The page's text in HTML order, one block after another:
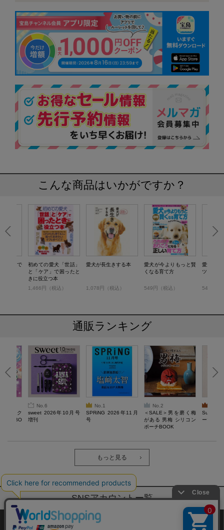
こんな商品はいかがですか？
長生きで
初めての愛犬「世話」
と「ケア」で困ったと
きに役立つ本
1,466円（税込）
愛犬が長生きする本
1,078円（税込）
愛犬が今よりもっと賢
くなる育て方
549円（税込）
愛犬を長
ツ
549円（
通販ランキング
るスク
ぷにBO
No.6
sweet 2026年10月号
増刊
No.1
SPRiNG 2026年11月
号
No.2
＜SALE＞男を磨く梅
がある 男梅 シリコン
ポーチBOOK
ーツチャ
もっと見る
SNSアカウントー覧
サイトマップ